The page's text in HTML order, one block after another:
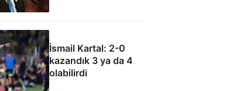
İsmail Kartal: 2-0
kazandık 3 ya da 4
olabilirdi